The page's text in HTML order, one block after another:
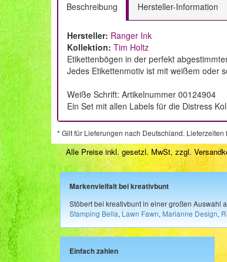
Beschreibung Hersteller-Information
Hersteller: Ranger Ink
Kollektion: Tim Holtz
Etikettenbögen in der perfekt
Jedes Etikettenmotiv ist mit weißem oder
Weiße Schrift: Artikelnummer 00124904
Ein Set mit allen Labels für die Distress
* Gilt für Lieferungen nach Deutschland.
Alle Preise inkl. gesetzl. MwSt, zzgl.
Markenvielfalt bei kreativbunt
Stöbert bei kreativbunt in einer großen Auswahl
Stamping Bella, Lawn Fawn, Marianne Design,
Einfach zahlen